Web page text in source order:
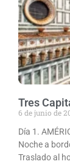
Tres
6 de junio de
Día 1.
Noche a
Traslado al